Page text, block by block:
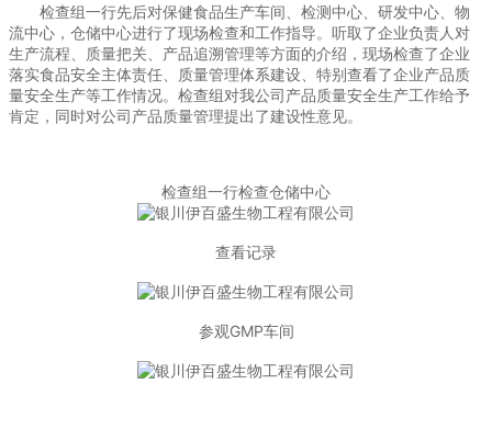
检查组一行先后对保健食品生产车间、检测中心、研发中心、物
流中心，仓储中心进行了现场检查和工作指导。听取了企业负责人对
生产流程、质量把关、产品追溯管理等方面的介绍，现场检查了企业
落实食品安全主体责任、质量管理体系建设、特别查看了企业产品质
量安全生产等工作情况。检查组对我公司产品质量安全生产工作给予
肯定，同时对公司产品质量管理提出了建设性意见。
检查组一行检查仓储中心
查看记录
参观GMP车间